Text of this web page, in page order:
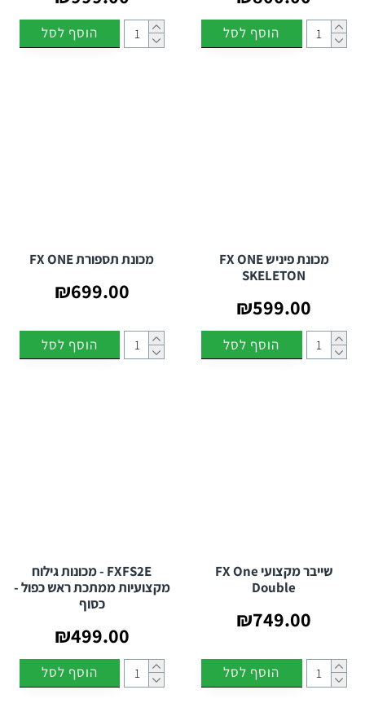
הוסף לסל הוסף לסל
מכונת פיניש FX ONE
SKELETON
₪599.00
הוסף לסל
מכונת תספורת FX ONE
₪699.00
הוסף לסל
שייבר מקצועי FX One
Double
₪749.00
הוסף לסל
FXFS2E - מכונות גילוח
מקצועיות ממתכת ראש כפול -
כסוף
₪499.00
הוסף לסל